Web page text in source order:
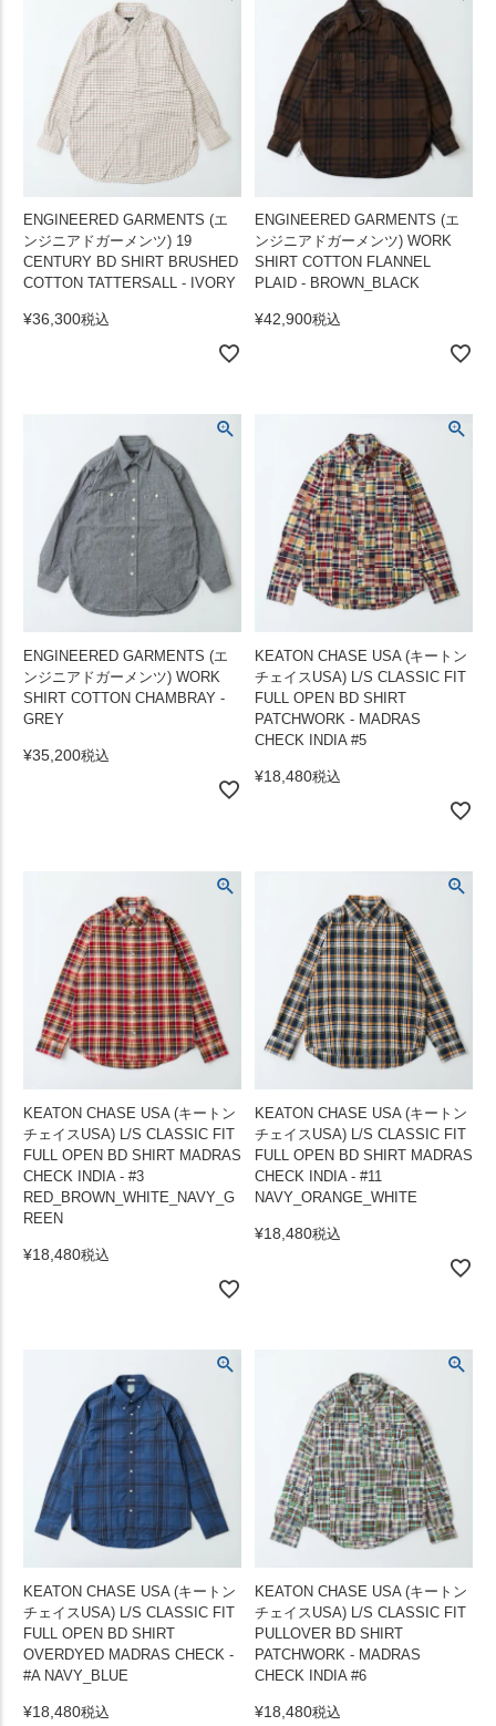
ENGINEERED GARMENTS (エ
ンジニアドガーメンツ) 19
CENTURY BD SHIRT BRUSHED
COTTON TATTERSALL - IVORY
¥36,300税込
ENGINEERED GARMENTS (エ
ンジニアドガーメンツ) WORK
SHIRT COTTON FLANNEL
PLAID - BROWN_BLACK
¥42,900税込
ENGINEERED GARMENTS (エ
ンジニアドガーメンツ) WORK
SHIRT COTTON CHAMBRAY -
GREY
¥35,200税込
KEATON CHASE USA (キートン
チェイスUSA) L/S CLASSIC FIT
FULL OPEN BD SHIRT
PATCHWORK - MADRAS
CHECK INDIA #5
¥18,480税込
KEATON CHASE USA (キートン
チェイスUSA) L/S CLASSIC FIT
FULL OPEN BD SHIRT MADRAS
CHECK INDIA - #3
RED_BROWN_WHITE_NAVY_G
REEN
¥18,480税込
KEATON CHASE USA (キートン
チェイスUSA) L/S CLASSIC FIT
FULL OPEN BD SHIRT MADRAS
CHECK INDIA - #11
NAVY_ORANGE_WHITE
¥18,480税込
KEATON CHASE USA (キートン
チェイスUSA) L/S CLASSIC FIT
FULL OPEN BD SHIRT
OVERDYED MADRAS CHECK -
#A NAVY_BLUE
¥18,480税込
KEATON CHASE USA (キートン
チェイスUSA) L/S CLASSIC FIT
PULLOVER BD SHIRT
PATCHWORK - MADRAS
CHECK INDIA #6
¥18,480税込